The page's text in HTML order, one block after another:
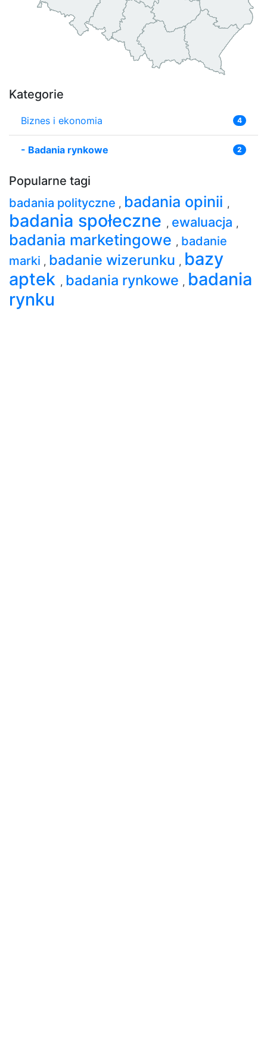
Kategorie
Biznes i ekonomia 4
- Badania rynkowe 2
Popularne tagi
badania polityczne , badania opinii ,
badania społeczne , ewaluacja ,
badania marketingowe , badanie
marki , badanie wizerunku , bazy
aptek , badania rynkowe , badania
rynku